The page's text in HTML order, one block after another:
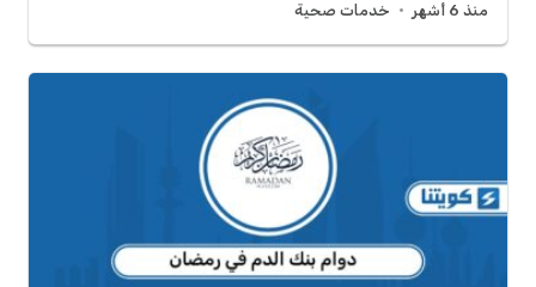
منذ 6 أشهر خدمات صحية